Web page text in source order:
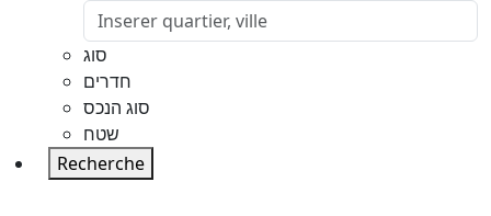
סוג
חדרים
סוג הנכס
שטח
Recherche